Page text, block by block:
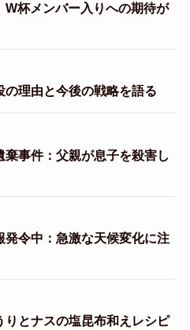
杯メンバー入りへの期待が
の理由と今後の戦略を語る
事件：父親が息子を殺害し
令中：急激な天候変化に注
とナスの塩昆布和えレシピ